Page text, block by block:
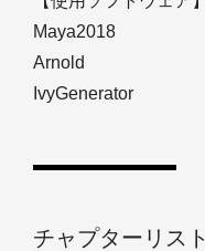
Maya2018
Arnold
IvyGenerator
チャプターリスト